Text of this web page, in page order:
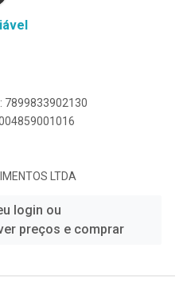
7899833902130
LTDA
login ou
preços e comprar